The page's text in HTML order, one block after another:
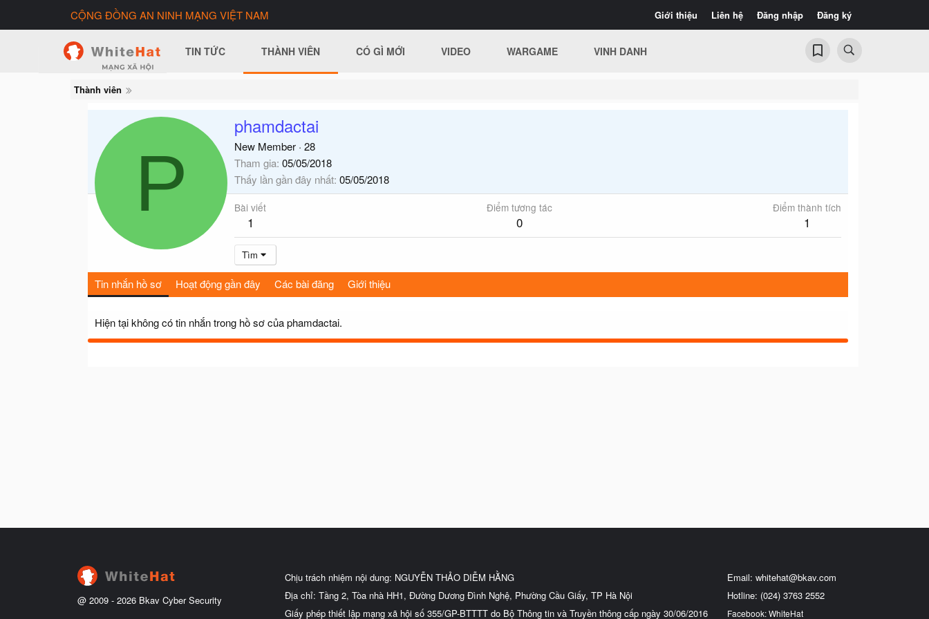
Giới thiệu Liên hệ Đăng nhập Đăng ký
CỘNG ĐỒNG AN NINH MẠNG VIỆT NAM
TIN TỨC THÀNH VIÊN CÓ GÌ MỚI VIDEO WARGAME VINH DANH
Thành viên
P
phamdactai
New Member · 28
Tham gia 05/05/2018
Thấy lần gần đây nhất 05/05/2018
Bài viết
1
Điểm tương tác
0
Điểm thành tích
1
Tìm
Tin nhắn hồ sơ Hoạt động gần đây Các bài đăng Giới thiệu
Hiện tại không có tin nhắn trong hồ sơ của phamdactai.
@ 2009 - 2026 Bkav Cyber Security
Chịu trách nhiệm nội dung: NGUYỄN THẢO DIỄM HẰNG
Địa chỉ: Tầng 2, Tòa nhà HH1, Đường Dương Đình Nghệ, Phường Cầu Giấy, TP Hà Nội
Giấy phép thiết lập mạng xã hội số 355/GP-BTTTT do Bộ Thông tin và Truyền thông cấp ngày 30/06/2016
Email: whitehat@bkav.com
Hotline: (024) 3763 2552
Facebook: WhiteHat